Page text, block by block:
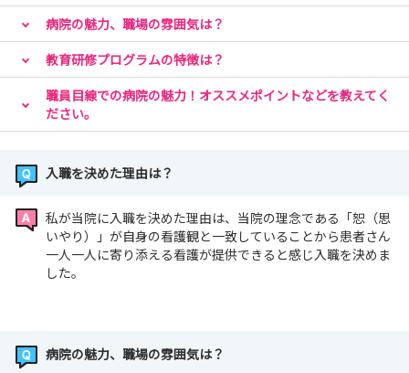
病院の魅力、職場の雰囲気は？
教育研修プログラムの特徴は？
職員目線での病院の魅力！オススメポイントなどを教えてく
ださい。
入職を決めた理由は？
私が当院に入職を決めた理由は、当院の理念である「恕（思
いやり）」が自身の看護観と一致していることから患者さん
一人一人に寄り添える看護が提供できると感じ入職を決めま
した。
病院の魅力、職場の雰囲気は？